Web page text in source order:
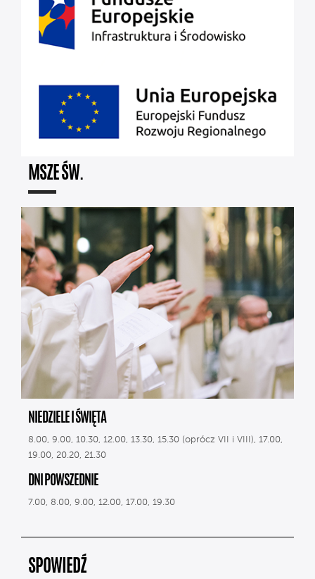
MSZE ŚW.
NIEDZIELE I ŚWIĘTA
8.00, 9.00, 10.30, 12.00, 13.30, 15.30 (oprócz VII i VIII), 17.00,
19.00, 20.20, 21.30
DNI POWSZEDNIE
7.00, 8.00, 9.00, 12.00, 17.00, 19.30
SPOWIEDŹ